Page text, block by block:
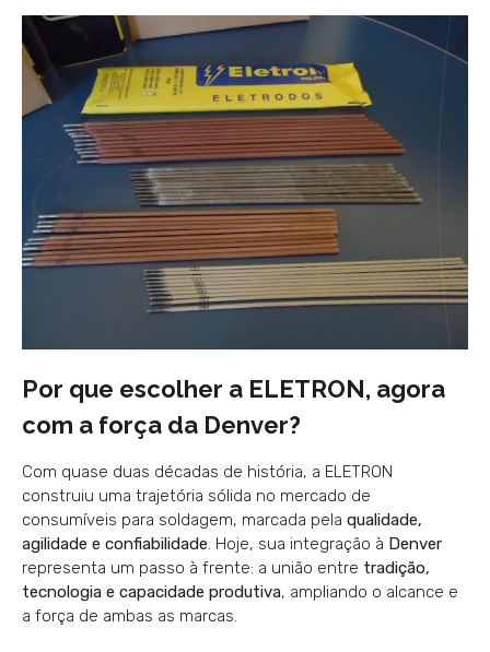
Por que escolher a ELETRON, agora
com a força da Denver?
Com quase duas décadas de história, a ELETRON
construiu uma trajetória sólida no mercado de
consumíveis para soldagem, marcada pela qualidade,
agilidade e confiabilidade . Hoje, sua integração à Denver
representa um passo à frente: a união entre tradição,
tecnologia e capacidade produtiva, ampliando o alcance e
a força de ambas as marcas.